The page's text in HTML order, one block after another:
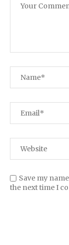
Save my
the next time I